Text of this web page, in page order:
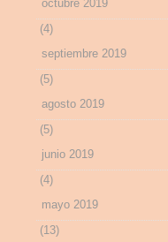
octubre 2019
(4)
septiembre 2019
(5)
agosto 2019
(5)
junio 2019
(4)
mayo 2019
(13)